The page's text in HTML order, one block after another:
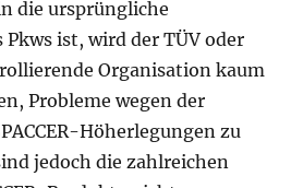
die ursprüngliche
ist, wird der TÜV oder
Organisation kaum
Probleme wegen der
Höherlegungen zu
jedoch die zahlreichen